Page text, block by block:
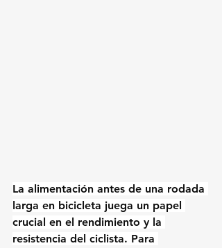
La alimentación antes de una rodada
larga en bicicleta juega un papel
crucial en el rendimiento y la
resistencia del ciclista. Para